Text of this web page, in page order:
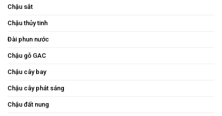
Chậu sắt
Chậu thủy tinh
Đài phun nước
Chậu gỗ GAC
Chậu cây bay
Chậu cây phát sáng
Chậu đất nung